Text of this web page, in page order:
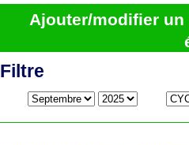
Ajouter/modifier un
Filtre